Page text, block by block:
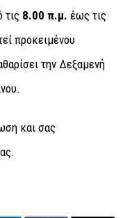
τις 8.00 π.μ. έως τις
προκειμένου
την Δεξαμενή
και σας